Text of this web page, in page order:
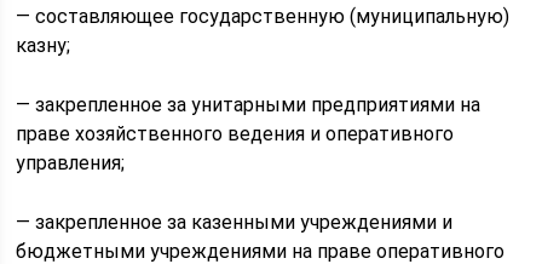
— составляющее государственную (муниципальную)
казну;
— закрепленное за унитарными предприятиями на
праве хозяйственного ведения и оперативного
управления;
— закрепленное за казенными учреждениями и
бюджетными учреждениями на праве оперативного